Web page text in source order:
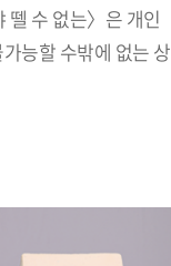
뗄 수 없는〉은 개인
능할 수밖에 없는 상